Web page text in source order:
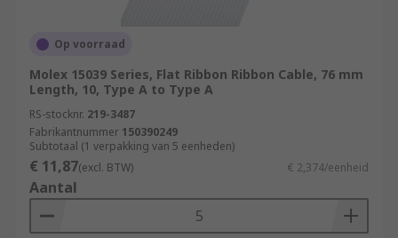
Op voorraad
Molex 15039 Series, Flat Ribbon Ribbon Cable, 76 mm
Length, 10, Type A to Type A
RS-stocknr. 219-3487
Fabrikantnummer 150390249
Subtotaal (1 verpakking van 5 eenheden)
€ 11,87(excl. BTW) € 2,374/eenheid
Aantal